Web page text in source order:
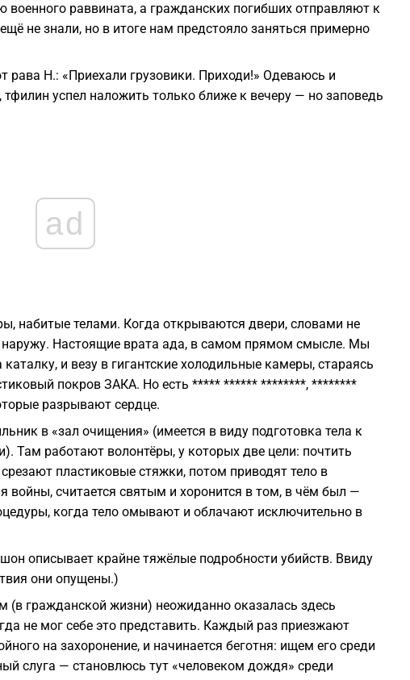
военного раввината, а гражданских погибших отправляют к
не знали, но в итоге нам предстояло заняться примерно
рава Н.: «Приехали грузовики. Приходи!» Одеваюсь и
успел наложить только ближе к вечеру — но заповедь
ad
набитые телами. Когда открываются двери, словами не
наружу. Настоящие врата ада, в самом прямом смысле. Мы
и везу в гигантские холодильные камеры, стараясь
покров ЗАКА. Но есть ***** ****** ********, ********
разрывают сердце.
в «зал очищения» (имеется в виду подготовка тела к
Там работают волонтёры, у которых две цели: почтить
пластиковые стяжки, потом приводят тело в
войны, считается святым и хоронится в том, в чём был —
когда тело омывают и облачают исключительно в
описывает крайне тяжёлые подробности убийств. Ввиду
они опущены.)
(в гражданской жизни) неожиданно оказалась здесь
не мог себе это представить. Каждый раз приезжают
на захоронение, и начинается беготня: ищем его среди
слуга — становлюсь тут «человеком дождя» среди